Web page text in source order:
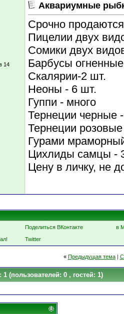
14
Аквариумные
Срочно
Пицелии двух
Сомики двух
Барбусы
Скалярии-2 шт.
Неоны - 6 шт.
Гуппи - много
Тернеции черные
Тернеции
Гурами
Цихлиды самцы -
Цену в личку, не
Поделиться ВКонтакте
в
Twitter
« Предыдущая тема|
1 (пользователей: 0 , гостей: 1)